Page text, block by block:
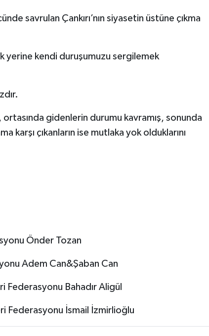
savrulan Çankırı’nın siyasetin üstüne çıkma
yerine kendi duruşumuzu sergilemek
gidenlerin durumu kavramış, sonunda
karşı çıkanların ise mutlaka yok olduklarını
Önder Tozan
Adem Can&Şaban Can
Federasyonu Bahadır Aligül
Federasyonu İsmail İzmirlioğlu